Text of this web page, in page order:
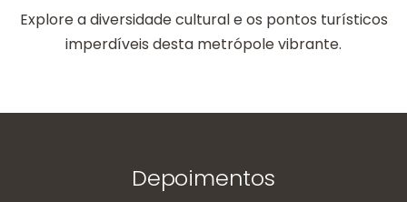
Explore a diversidade cultural e os pontos turísticos
imperdíveis desta metrópole vibrante.
Depoimentos